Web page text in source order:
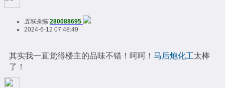
五味杂陈 280088695
2024-6-12 07:48:49
其实我一直觉得楼主的品味不错！呵呵！ 马后炮化工太棒
了！